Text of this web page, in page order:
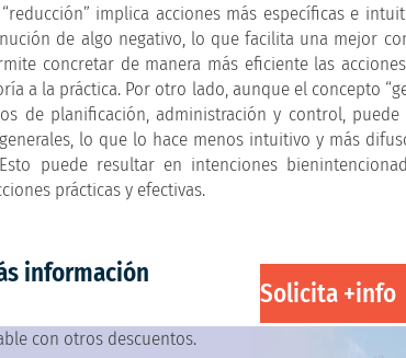
implica acciones más específicas e
de algo negativo, lo que facilita una mejor
concretar de manera más eficiente las
a la práctica. Por otro lado, aunque el concepto
de planificación, administración y control,
lo que lo hace menos intuitivo y más
puede resultar en intenciones
prácticas y efectivas.
Solicita +info
información
con otros descuentos.